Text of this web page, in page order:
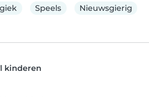
Speels Nieuwsgierig
kinderen